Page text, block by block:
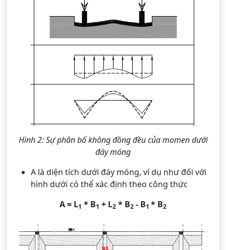
Hình 2: Sự phân bố không đồng đều của momen dưới
đáy móng
A là diện tích dưới đáy móng, ví dụ như đối với
hình dưới có thể xác định theo công thức
A = L1 * B1 + L2 * B2 - B1 * B2